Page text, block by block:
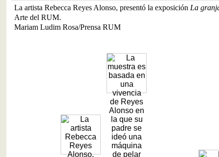
La artista Rebecca Reyes Alonso, presentó la exposición La
Arte del RUM.
Mariam Ludim Rosa/Prensa RUM